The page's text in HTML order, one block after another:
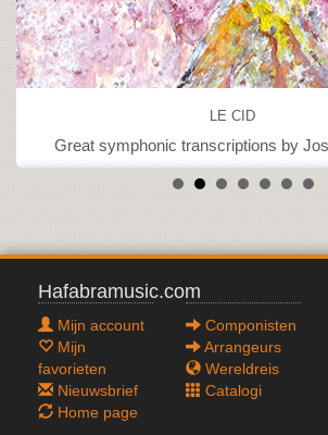
LE CID
Great symphonic transcriptions by
Hafabramusic.com
Mijn account
Mijn
favorieten
Nieuwsbrief
Home page
Componisten
Arrangeurs
Wereldreis
Catalogi